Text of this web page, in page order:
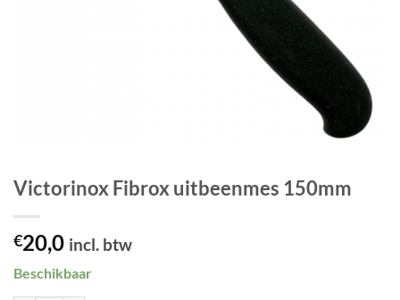
Victorinox Fibrox uitbeenmes 150mm
€20,0 incl. btw
Beschikbaar